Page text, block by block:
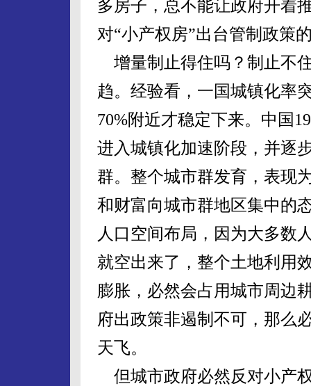
多房子，总不能让政府开着
对“小产权房”出台管制政策
增量制止得住吗？制止不
趋。经验看，一国城镇化率
70%附近才稳定下来。中国
进入城镇化加速阶段，并逐
群。整个城市群发育，表现
和财富向城市群地区集中的
人口空间布局，因为大多数
就空出来了，整个土地利用
膨胀，必然会占用城市周边
府出政策非遏制不可，那么
天飞。
但城市政府必然反对小产